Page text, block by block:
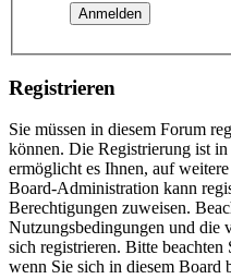
Registrieren
Sie müssen in diesem Forum
können. Die Registrierung ist
ermöglicht es Ihnen, auf
Board-Administration kann
Berechtigungen zuweisen.
Nutzungsbedingungen und die
sich registrieren. Bitte
wenn Sie sich in diesem Board